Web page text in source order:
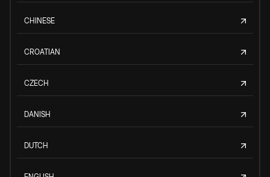
CHINESE
CROATIAN
CZECH
DANISH
DUTCH